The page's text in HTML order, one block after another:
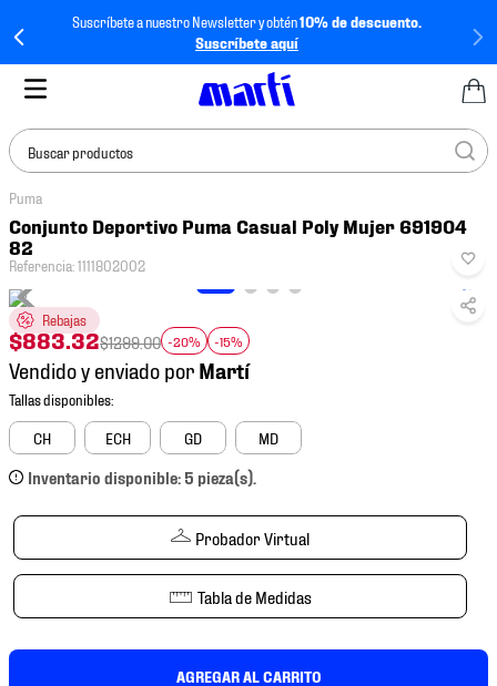
Suscríbete a nuestro Newsletter y obtén10% de descuento.
Suscríbete aquí
Buscar productos
Puma
Conjunto Deportivo Puma Casual Poly Mujer 691904
82
Referencia:1111802002
Rebajas
$883.32$1299.00 -20% -15%
Vendido y enviado por
CH ECH GD MD
Inventario disponible: 5 pieza(s).
Probador Virtual
Tabla de Medidas
AGREGAR AL CARRITO
TÉRMINOS MÁS
BUSCADOS
1.
tenis mujer
2.
tenis hombre
3.
tenis
4
tenis futbol
jersey
6.
mochila
10. tenis nike